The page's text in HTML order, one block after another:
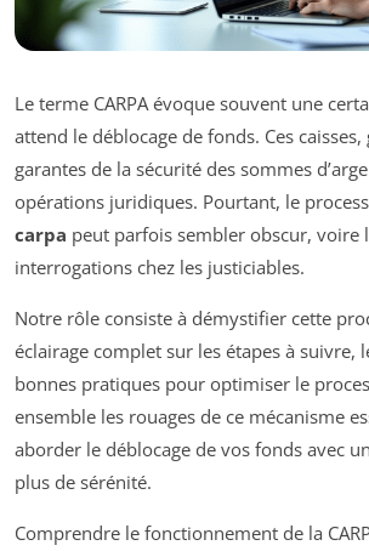
Le terme CARPA évoque souvent une
attend le déblocage de fonds. Ces
garantes de la sécurité des sommes
opérations juridiques. Pourtant, le
carpa peut parfois sembler obscur, voire
interrogations chez les justiciables.
Notre rôle consiste à démystifier cette
éclairage complet sur les étapes à suivre,
bonnes pratiques pour optimiser le
ensemble les rouages de ce mécanisme
aborder le déblocage de vos fonds avec
plus de sérénité.
Comprendre le fonctionnement de la